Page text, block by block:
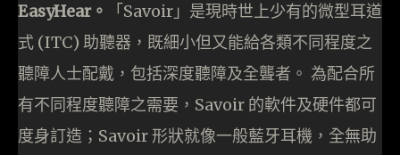
EasyHear。
「Savoir」是現時世上少有的微型耳道
式 (ITC) 助聽器，既細小但又能給各類不同程度之
聽障人士配戴，包括深度聽障及全聾者。 為配合所
有不同程度聽障之需要，Savoir 的軟件及硬件都可
度身訂造；Savoir 形狀就像一般藍牙耳機，全無助